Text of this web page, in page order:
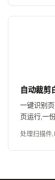
自动裁剪
一键识别
页运行,一
处理扫描件,